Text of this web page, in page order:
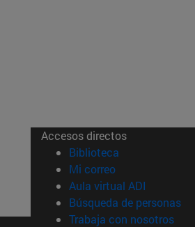
Accesos directos
Biblioteca (abre en
Mi correo(abre en nueva
Aula virtual ADI (abre en
Búsqueda de personas
Trabaja con nosotros